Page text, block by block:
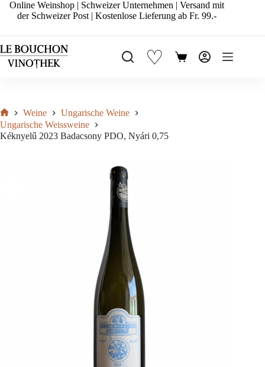
Zum
Inhalt
Online Weinshop | Schweizer Unternehmen | Versand mit
der Schweizer Post | Kostenlose Lieferung ab Fr. 99.-
♡ Warenkorb
Start
Weine
Ungarische Weine
Ungarische Weissweine
Kéknyelű 2023 Badacsony PDO, Nyári 0,75